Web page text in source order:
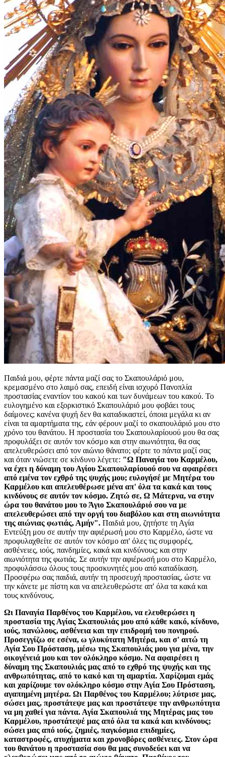
Παιδιά μου, φέρτε πάντα μαζί σας το Σκαπουλάριό μου,
κρεμασμένο στο λαιμό σας, επειδή είναι ισχυρό Πανοπλία
προστασίας εναντίον του κακού και των δυνάμεων του κακού. Το
ευλογημένο και εξορκιστικό Σκαπουλάριό μου φοβάει τους
δαίμονες; κανένα ψυχή δεν θα καταδικαστεί, όποια μεγάλα κι αν
είναι τα αμαρτήματα της, εάν φέρουν μαζί το σκαπουλάριό μου στο
χρόνο του θανάτου. Η προστασία του Σκαπουλαρίουού μου θα σας
προφυλάξει σε αυτόν τον κόσμο και στην αιωνιότητα, θα σας
απελευθερώσει από τον αιώνιο θάνατο; φέρτε το πάντα μαζί σας
και όταν νιώσετε σε κίνδυνο λέγετε: "Ω Παναγία του Καρμέλου,
να έχει η δύναμη του Αγίου Σκαπουλαρίουού σου να αφαιρέσει
από εμένα τον εχθρό της ψυχής μου; ευλογήσέ με Μητέρα του
Καρμέλου και απελευθέρωσε μένα απ' όλα τα κακά και τους
κινδύνους σε αυτόν τον κόσμο. Ζητώ σε, Ω Μάτερνα, να στην
ώρα του θανάτου μου το Άγιο Σκαπουλάριό σου να με
απελευθερώσει από την οργή του διαβόλου και στη αιωνιότητα
της αιώνιας φωτιάς, Αμήν". Παιδιά μου, ζητήστε τη Αγία
Εντεύξη μου σε αυτήν την αφιέρωσή μου στο Καρμέλο, ώστε να
προφυλαχθείτε σε αυτόν τον κόσμο απ' όλες τις συμφορές,
ασθένειες, ιούς, πανδημίες, κακά και κινδύνους; και στην
αιωνιότητα της φωτιάς. Σε αυτήν την αφιέρωσή μου στο Καρμέλο,
προφυλάσσω όλους τους προσκυνητές μου από καταδίκαση.
Προσφέρω σας παιδιά, αυτήν τη προσευχή προστασίας, ώστε να
την κάνετε με πίστη και να απελευθερώστε απ' όλα τα κακά και
τους κινδύνους.
Ωι Παναγία Παρθένος του Καρμέλου, να ελευθερώσει η
προστασία της Αγίας Σκαπουλιάς μου από κάθε κακό, κίνδυνο,
ιούς, πανώλους, ασθένεια και την επιδρομή του πονηρού.
Προσεγγίζω σε εσένα, ω γλυκύτατη Μητέρα, και σ' αιτώ τη
Αγία Σου Πρόσταση, μέσω της Σκαπουλιάς μου για μένα, την
οικογένειά μου και τον ολόκληρο κόσμο. Να αφαιρέσει η
δύναμη της Σκαπουλιάς μας από το εχθρό της ψυχής και της
ανθρωπότητας, από το κακό και τη αμαρτία. Χαρίζομαι εμάς
και χαρίζουμε τον ολόκληρο κόσμο στην Αγία Σου Πρόσταση,
αγαπημένη μητέρα. Ωι Παρθένος του Καρμέλου; λύτρισε μας,
σώσει μας, προστάτεψε μας και προστάτεψε την ανθρωπότητα
να μη χαθεί για πάντα. Αγία Σκαπουλιά της Μητέρας μας του
Καρμέλου, προστάτεψέ μας από όλα τα κακά και κινδύνους;
σώσει μας από ιούς, ζημιές, παγκόσμια επιδημίες,
καταστροφές, ατυχήματα και χρονοβόρες ασθένειες. Στον ώρα
του θανάτου η προστασία σου θα μας συνοδεύει και να